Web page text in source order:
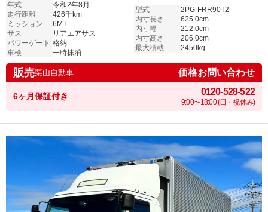
年式
令和2年8月
走行距離
426千km
ミッション
6MT
サス
リアエアサス
パワーゲート 格納
車検
一時抹消
型式
2PG-FRR90T2
内寸長さ
625.0cm
内寸幅
212.0cm
内寸高さ
206.0cm
最大積載
2450kg
販売栗山自動車 価格お問い合わせ
6ヶ月保証付き 0120-528-522
9:00〜18:00 (日・祝休み)